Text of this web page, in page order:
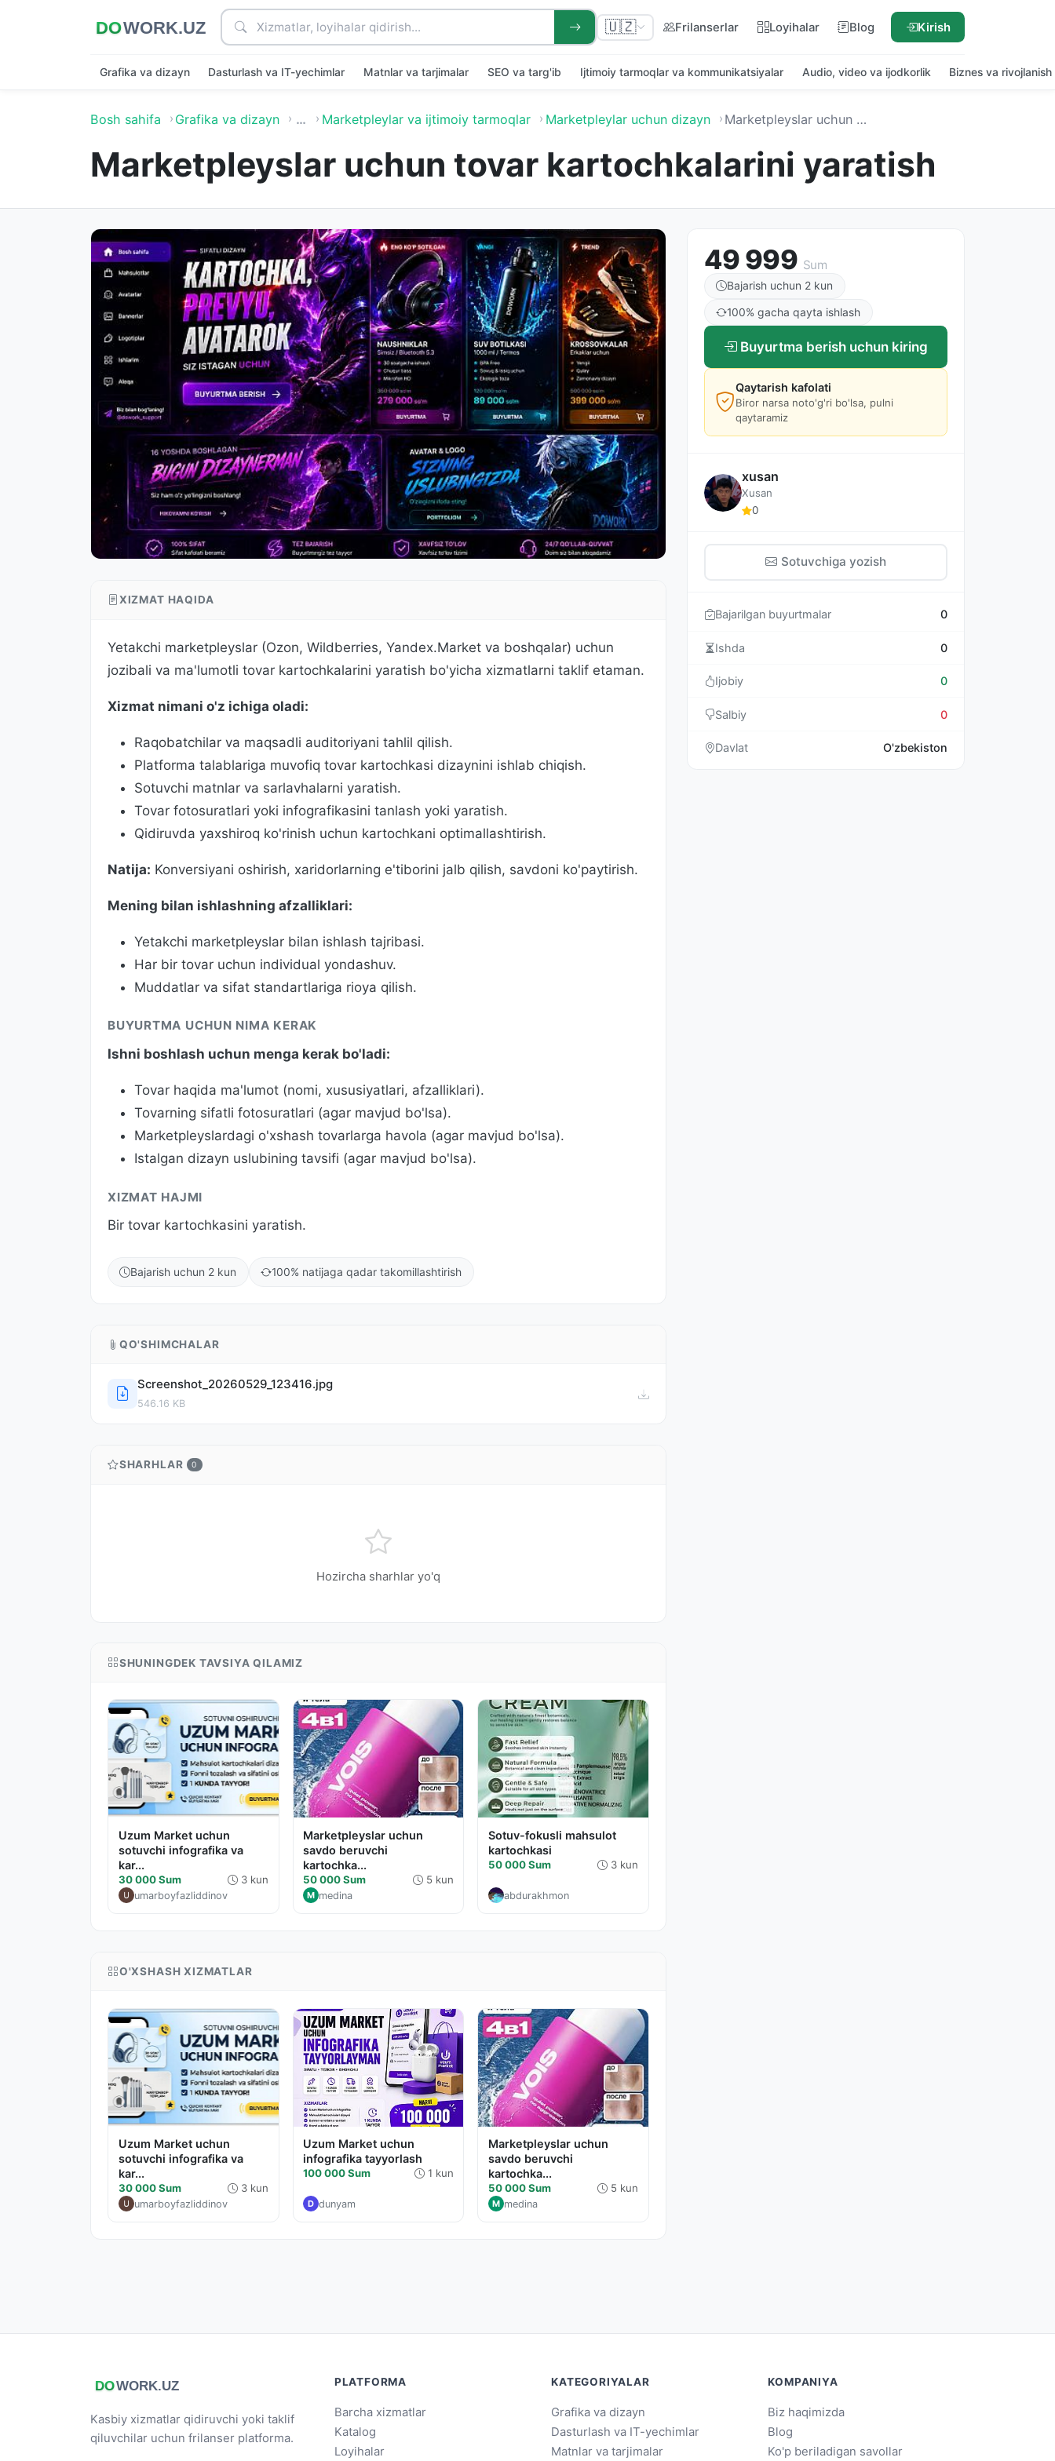
🇺🇿 Frilanserlar Loyihalar Blog Kirish
Grafika va dizayn Dasturlash va IT-yechimlar Matnlar va tarjimalar SEO va targ'ib Ijtimoiy tarmoqlar va kommunikatsiyalar Audio, video va ijodkorlik Biznes va rivojlanish
Bosh sahifa Grafika va dizayn … Marketpleylar va ijtimoiy tarmoqlar Marketpleylar uchun dizayn Marketpleyslar uchun tovar kartochkalarini yaratish
Marketpleyslar uchun tovar kartochkalarini yaratish
XIZMAT HAQIDA
Yetakchi marketpleyslar (Ozon, Wildberries, Yandex.Market va boshqalar) uchun
jozibali va ma'lumotli tovar kartochkalarini yaratish bo'yicha xizmatlarni taklif etaman.
Xizmat nimani o'z ichiga oladi:
Raqobatchilar va maqsadli auditoriyani tahlil qilish.
Platforma talablariga muvofiq tovar kartochkasi dizaynini ishlab chiqish.
Sotuvchi matnlar va sarlavhalarni yaratish.
Tovar fotosuratlari yoki infografikasini tanlash yoki yaratish.
Qidiruvda yaxshiroq ko'rinish uchun kartochkani optimallashtirish.
Natija: Konversiyani oshirish, xaridorlarning e'tiborini jalb qilish, savdoni ko'paytirish.
Mening bilan ishlashning afzalliklari:
Yetakchi marketpleyslar bilan ishlash tajribasi.
Har bir tovar uchun individual yondashuv.
Muddatlar va sifat standartlariga rioya qilish.
BUYURTMA UCHUN NIMA KERAK
Ishni boshlash uchun menga kerak bo'ladi:
Tovar haqida ma'lumot (nomi, xususiyatlari, afzalliklari).
Tovarning sifatli fotosuratlari (agar mavjud bo'lsa).
Marketpleyslardagi o'xshash tovarlarga havola (agar mavjud bo'lsa).
Istalgan dizayn uslubining tavsifi (agar mavjud bo'lsa).
XIZMAT HAJMI
Bir tovar kartochkasini yaratish.
Bajarish uchun 2 kun 100% natijaga qadar takomillashtirish
QO'SHIMCHALAR
Screenshot_20260529_123416.jpg
546.16 KB
SHARHLAR 0
Hozircha sharhlar yo'q
SHUNINGDEK TAVSIYA QILAMIZ
Uzum Market uchun
sotuvchi infografika va
kar...
30 000 Sum 3 kun
umarboyfazliddinov
Marketpleyslar uchun
savdo beruvchi
kartochka...
50 000 Sum 5 kun
M medina
Sotuv-fokusli mahsulot
kartochkasi
50 000 Sum 3 kun
abdurakhmon
O'XSHASH XIZMATLAR
Uzum Market uchun
sotuvchi infografika va
kar...
30 000 Sum 3 kun
umarboyfazliddinov
Uzum Market uchun
infografika tayyorlash
100 000 Sum 1 kun
D dunyam
Marketpleyslar uchun
savdo beruvchi
kartochka...
50 000 Sum 5 kun
M medina
49 999 Sum
Bajarish uchun 2 kun
100% gacha qayta ishlash
Buyurtma berish uchun kiring
Qaytarish kafolati
Biror narsa noto'g'ri bo'lsa, pulni
qaytaramiz
xusan
Xusan
0
Sotuvchiga yozish
Bajarilgan buyurtmalar 0
Ishda 0
Ijobiy 0
Salbiy 0
Davlat O'zbekiston
Kasbiy xizmatlar qidiruvchi yoki taklif
qiluvchilar uchun frilanser platforma.
PLATFORMA
Barcha xizmatlar
Katalog
Loyihalar
KATEGORIYALAR
Grafika va dizayn
Dasturlash va IT-yechimlar
Matnlar va tarjimalar
KOMPANIYA
Biz haqimizda
Blog
Ko'p beriladigan savollar